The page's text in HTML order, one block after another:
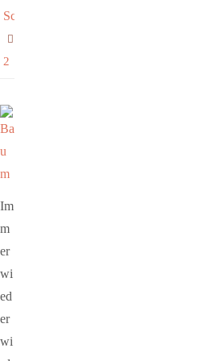
Schöpfung
2
Im
m
er
wi
ed
er
wi